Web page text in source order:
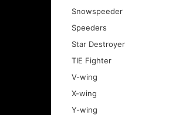
Snowspeeder
Speeders
Star Destroyer
TIE Fighter
V-wing
X-wing
Y-wing